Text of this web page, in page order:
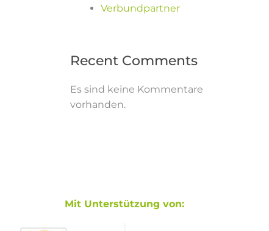
Verbundpartner
Recent Comments
Es sind keine Kommentare
vorhanden.
Mit Unterstützung von: